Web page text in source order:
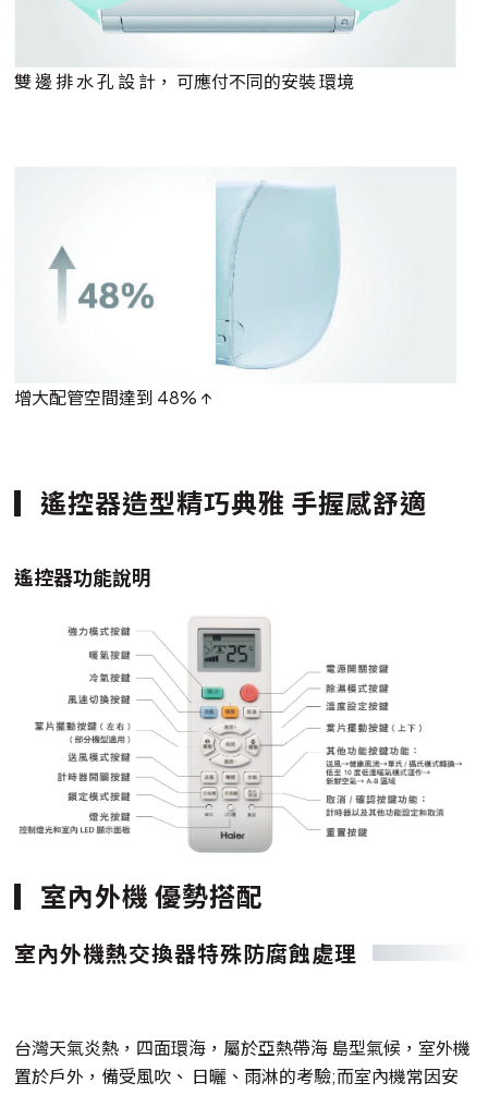
雙 邊 排 水 孔 設 計， 可應付不同的安裝 環境
增大配管空間達到 48% ↑
遙控器造型精巧典雅 手握感舒適
遙控器功能說明
室內外機 優勢搭配
室內外機熱交換器特殊防腐蝕處理
台灣天氣炎熱，四面環海，屬於亞熱帶海 島型氣候，室外機
置於戶外，備受風吹、 日曬、雨淋的考驗;而室內機常因安